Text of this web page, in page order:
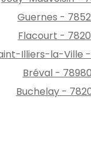
Guernes -
Flacourt -
Illiers-la-Ville
Bréval - 78980
Buchelay -